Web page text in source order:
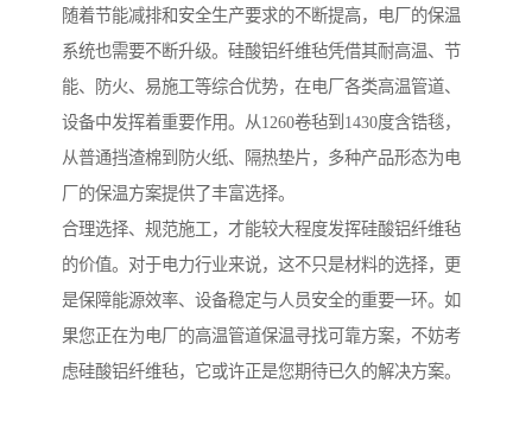
随着节能减排和安全生产要求的不断提高，电厂的保温
系统也需要不断升级。硅酸铝纤维毡凭借其耐高温、节
能、防火、易施工等综合优势，在电厂各类高温管道、
设备中发挥着重要作用。从1260卷毡到1430度含锆毯，
从普通挡渣棉到防火纸、隔热垫片，多种产品形态为电
厂的保温方案提供了丰富选择。
合理选择、规范施工，才能较大程度发挥硅酸铝纤维毡
的价值。对于电力行业来说，这不只是材料的选择，更
是保障能源效率、设备稳定与人员安全的重要一环。如
果您正在为电厂的高温管道保温寻找可靠方案，不妨考
虑硅酸铝纤维毡，它或许正是您期待已久的解决方案。